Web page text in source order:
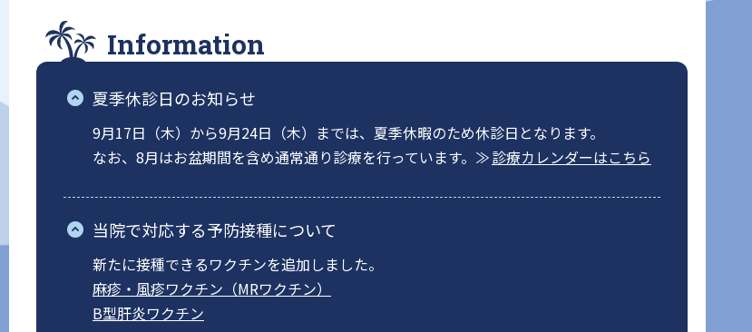
Information
夏季休診日のお知らせ
9月17日（木）から9月24日（木）までは、夏季休暇のため休診日となります。
なお、8月はお盆期間を含め通常通り診療を行っています。
診療カレンダーはこちら
当院で対応する予防接種について
新たに接種できるワクチンを追加しました。
麻疹・風疹ワクチン（MRワクチン）
B型肝炎ワクチン